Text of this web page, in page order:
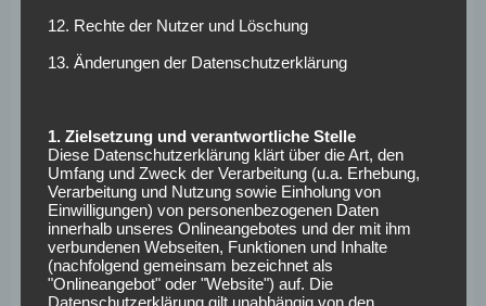
„Poldi“ und die
Journalisten
„Ich gebe euch kurze Antworten, dann
müsst ihr nicht so viel schreiben.“
Podolski hat eigentlich immer einen guten Spruch parat,
kann aber auch wortkarg sein. Und er wollte den
anwesenden Journalisten Arbeit abnehmen. Sein Verhältnis
zu den Medien war generell speziell: Spätestens, als er im
12. Rechte der Nutzer und Löschung
13. Änderungen der Datenschutzerklärung
1. Zielsetzung und verantwortliche Stelle
Diese Datenschutzerklärung klärt über die Art, den
Umfang und Zweck der Verarbeitung (u.a. Erhebung,
Verarbeitung und Nutzung sowie Einholung von
Einwilligungen) von personenbezogenen Daten
innerhalb unseres Onlineangebotes und der mit ihm
verbundenen Webseiten, Funktionen und Inhalte
(nachfolgend gemeinsam bezeichnet als
"Onlineangebot" oder "Website") auf. Die
Datenschutzerklärung gilt unabhängig von den